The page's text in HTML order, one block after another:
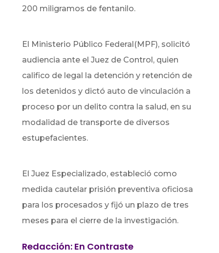
200 miligramos de fentanilo.
El Ministerio Público Federal(MPF), solicitó
audiencia ante el Juez de Control, quien
califico de legal la detención y retención de
los detenidos y dictó auto de vinculación a
proceso por un delito contra la salud, en su
modalidad de transporte de diversos
estupefacientes.
El Juez Especializado, estableció como
medida cautelar prisión preventiva oficiosa
para los procesados y fijó un plazo de tres
meses para el cierre de la investigación.
Redacción: En Contraste